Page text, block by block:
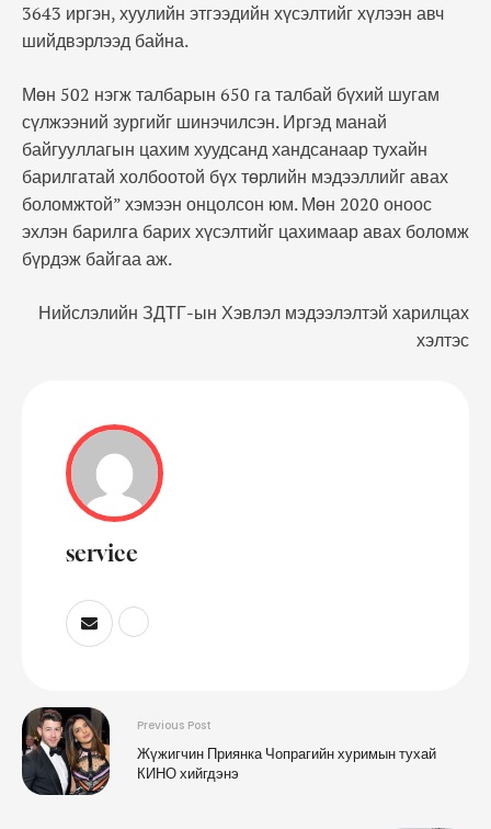
3643 иргэн, хуулийн этгээдийн хүсэлтийг хүлээн авч
шийдвэрлээд байна.
Мөн 502 нэгж талбарын 650 га талбай бүхий шугам
сүлжээний зургийг шинэчилсэн. Иргэд манай
байгууллагын цахим хуудсанд хандсанаар тухайн
барилгатай холбоотой бүх төрлийн мэдээллийг авах
боломжтой” хэмээн онцолсон юм. Мөн 2020 оноос
эхлэн барилга барих хүсэлтийг цахимаар авах боломж
бүрдэж байгаа аж.
Нийслэлийн ЗДТГ-ын Хэвлэл мэдээлэлтэй харилцах
хэлтэс
service
Previous Post
Жүжигчин Приянка Чопрагийн хуримын тухай
КИНО хийгдэнэ